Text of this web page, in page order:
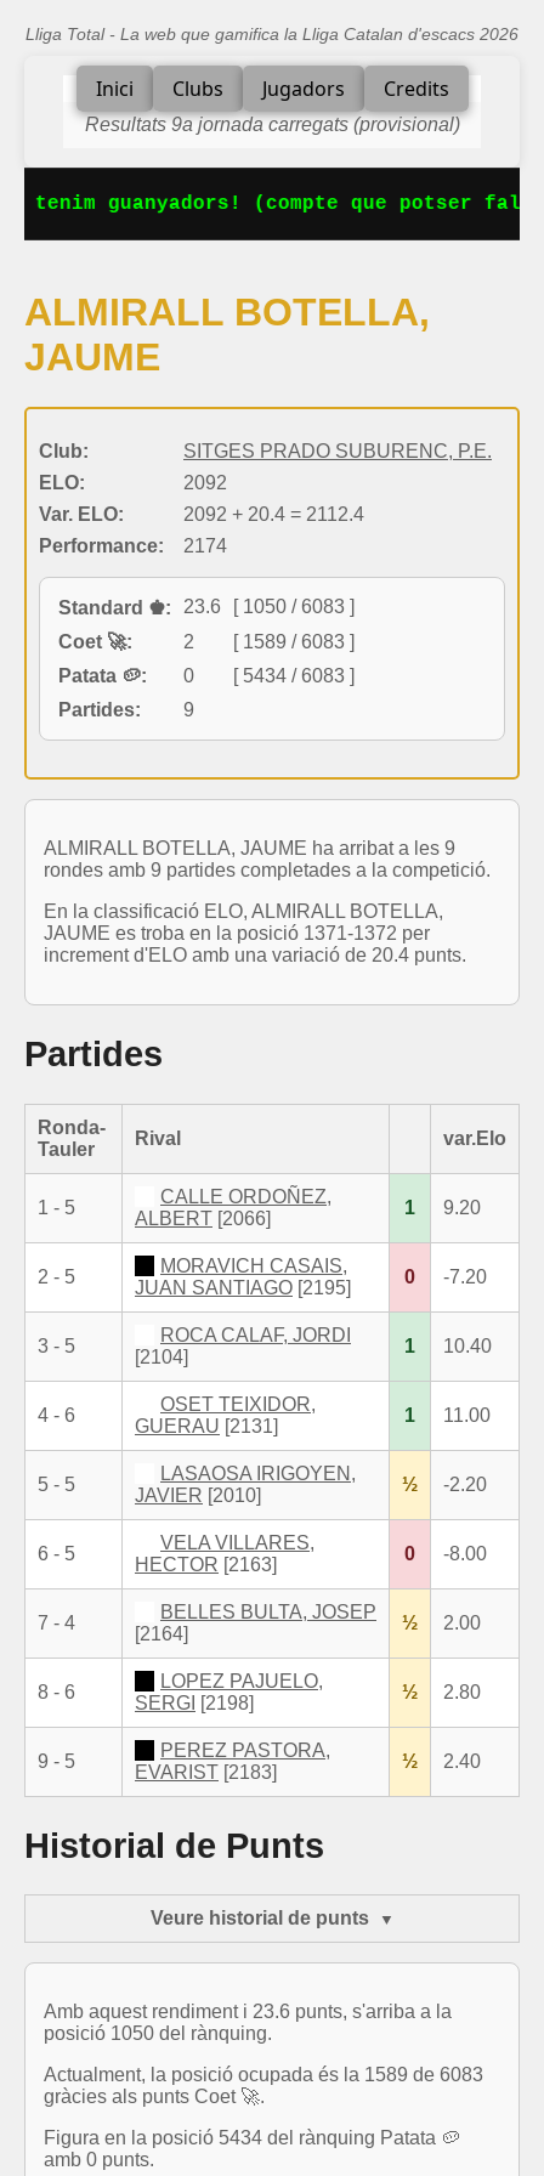
Lliga Total - La web que gamifica la Lliga Catalan d'escacs 2026
Inici Clubs Jugadors Credits
Resultats 9a jornada carregats (provisional)
tenim guanyadors! (compte que potser
ALMIRALL BOTELLA,
JAUME
Club:
SITGES PRADO SUBURENC, P.E.
ELO:
2092
Var. ELO:
2092 + 20.4 = 2112.4
Performance:
2174
Standard ♚: 23.6
[ 1050 / 6083 ]
Coet 🚀:
2
[ 1589 / 6083 ]
Patata 🥔:
0
[ 5434 / 6083 ]
Partides:
9
ALMIRALL BOTELLA, JAUME ha arribat a les 9
rondes amb 9 partides completades a la competició.
En la classificació ELO, ALMIRALL BOTELLA,
JAUME es troba en la posició 1371-1372 per
increment d'ELO amb una variació de 20.4 punts.
Partides
Ronda-
Tauler
Rival var.Elo
1 - 5
CALLE ORDOÑEZ,
ALBERT [2066]
1 9.20
2 - 5
MORAVICH CASAIS,
JUAN SANTIAGO [2195]
0 -7.20
3 - 5
ROCA CALAF, JORDI
[2104]
1 10.40
4 - 6
OSET TEIXIDOR,
GUERAU [2131]
1 11.00
5 - 5
LASAOSA IRIGOYEN,
JAVIER [2010]
½ -2.20
6 - 5
VELA VILLARES,
HECTOR [2163]
0 -8.00
7 - 4
BELLES BULTA, JOSEP
[2164]
½ 2.00
8 - 6
LOPEZ PAJUELO,
SERGI [2198]
½ 2.80
9 - 5
PEREZ PASTORA,
EVARIST [2183]
½ 2.40
Historial de Punts
Veure historial de punts
Amb aquest rendiment i 23.6 punts, s'arriba a la
posició 1050 del rànquing.
Actualment, la posició ocupada és la 1589 de 6083
gràcies als punts Coet 🚀.
Figura en la posició 5434 del rànquing Patata 🥔
amb 0 punts.